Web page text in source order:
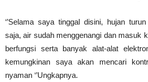
‘’Selama saya tinggal disini, hujan
saja, air sudah menggenangi dan masuk
berfungsi serta banyak alat-alat
kemungkinan saya akan mencari
nyaman ‘’Ungkapnya.